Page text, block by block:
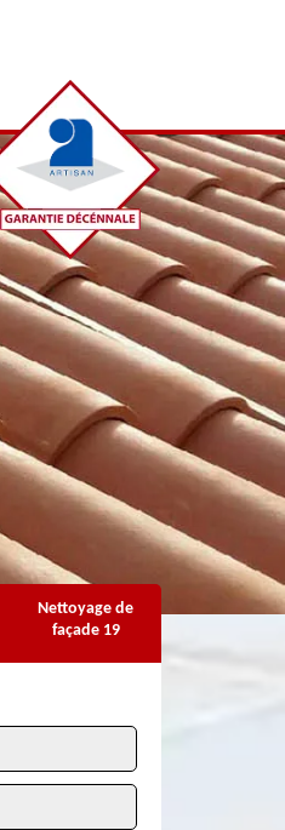
Nettoyage de
façade 19